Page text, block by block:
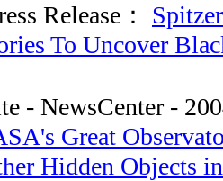
Release：
To Uncover
- NewsCenter -
Great
Hidden Objects